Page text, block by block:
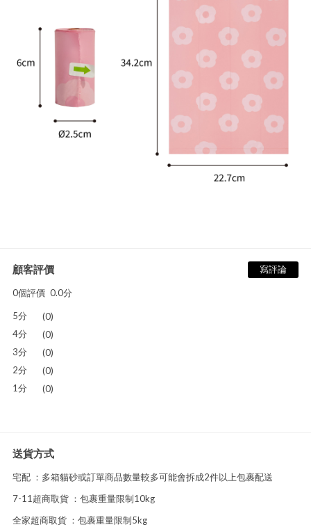
顧客評價
0個評價 0.0分
寫評論
5分
(0)
4分
(0)
3分
(0)
2分
(0)
1分
(0)
送貨方式
宅配 ：多箱貓砂或訂單商品數量較多可能會拆成2件以上包裹配送
7-11超商取貨 ：包裹重量限制10kg
全家超商取貨 ：包裹重量限制5kg